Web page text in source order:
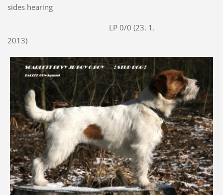
sides hearing
LP 0/0 (23. 1.
2013)